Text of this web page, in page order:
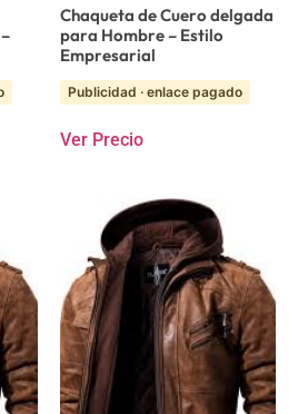
Chaqueta de Cuero delgada
para Hombre – Estilo
Empresarial
Publicidad · enlace pagado
Ver Precio